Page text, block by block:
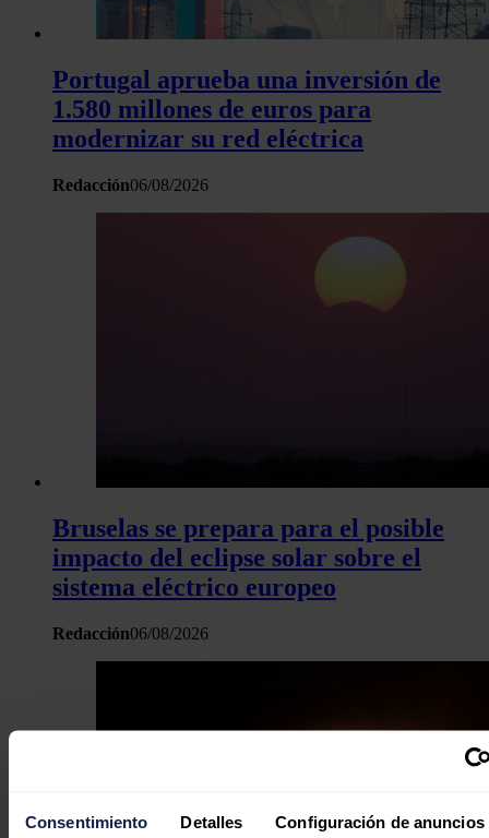
Consentimiento Detalles Configuración de anuncios
Portugal aprueba una inversión de
1.580 millones de euros para
modernizar su red eléctrica
Redacción06/08/2026
Bruselas se prepara para el posible
impacto del eclipse solar sobre el
sistema eléctrico europeo
Redacción06/08/2026